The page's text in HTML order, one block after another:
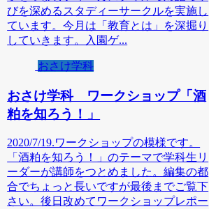
びを深めるスタディーサークルを実施し
ています。今月は「教育とは」を深掘り
していきます。入園ゲ...
おさけ学科
おさけ学科 ワークショップ「酒
粕を知ろう！」
2020/7/19.ワークショップの模様です。
「酒粕を知ろう！」のテーマで学科生リ
ーダーが講師をつとめました。編集の都
合でちょっと長いですが最後までご覧下
さい。後日改めてワークショップレポー